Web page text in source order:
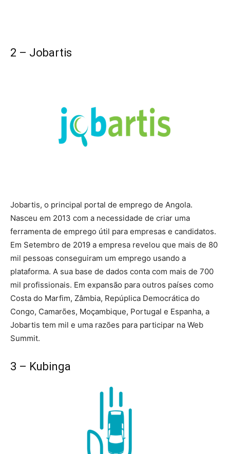
2 – Jobartis
Jobartis, o principal portal de emprego de Angola.
Nasceu em 2013 com a necessidade de criar uma
ferramenta de emprego útil para empresas e candidatos.
Em Setembro de 2019 a empresa revelou que mais de 80
mil pessoas conseguiram um emprego usando a
plataforma. A sua base de dados conta com mais de 700
mil profissionais. Em expansão para outros países como
Costa do Marfim, Zâmbia, Repúplica Democrática do
Congo, Camarões, Moçambique, Portugal e Espanha, a
Jobartis tem mil e uma razões para participar na Web
Summit.
3 – Kubinga